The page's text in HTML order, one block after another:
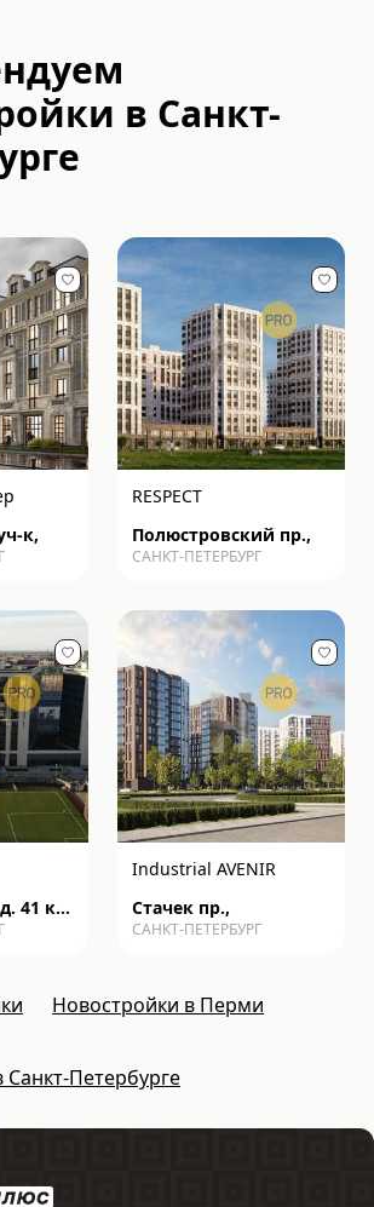
в Санкт-
к,
RESPECT
Полюстровский пр.,
САНКТ-ПЕТЕРБУРГ
41 к2
Industrial AVENIR
Стачек пр.,
САНКТ-ПЕТЕРБУРГ
Новостройки в Перми
Петербурге